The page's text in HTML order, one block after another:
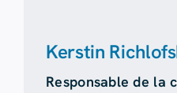
Kerstin
Responsable de la